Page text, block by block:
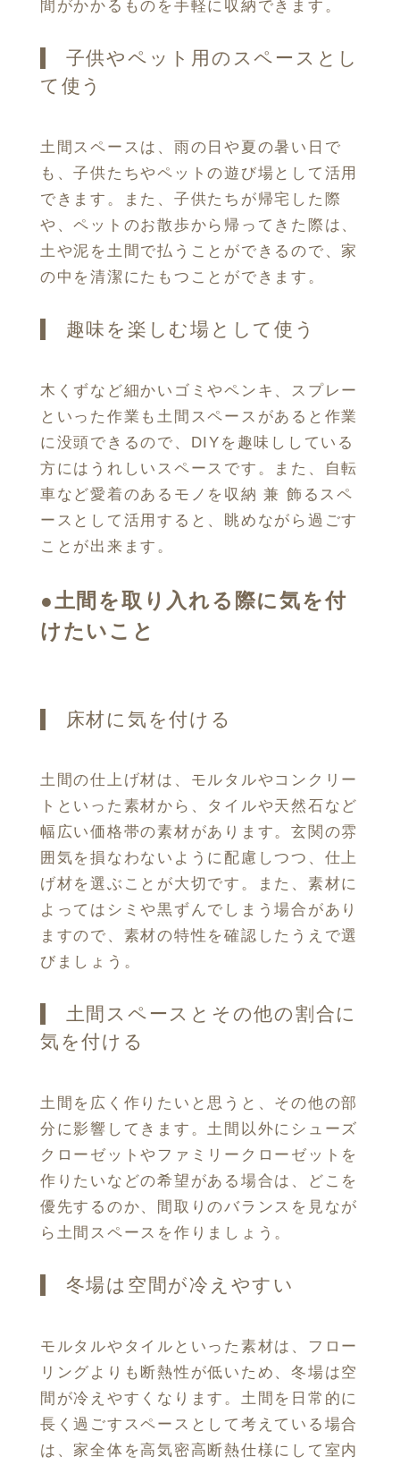
間がかかるものを手軽に収納できます。
子供やペット用のスペースとし
て使う
土間スペースは、雨の日や夏の暑い日で
も、子供たちやペットの遊び場として活用
できます。また、子供たちが帰宅した際
や、ペットのお散歩から帰ってきた際は、
土や泥を土間で払うことができるので、家
の中を清潔にたもつことができます。
趣味を楽しむ場として使う
木くずなど細かいゴミやペンキ、スプレー
といった作業も土間スペースがあると作業
に没頭できるので、DIYを趣味ししている
方にはうれしいスペースです。また、自転
車など愛着のあるモノを収納 兼 飾るスペ
ースとして活用すると、眺めながら過ごす
ことが出来ます。
●土間を取り入れる際に気を付
けたいこと
床材に気を付ける
土間の仕上げ材は、モルタルやコンクリー
トといった素材から、タイルや天然石など
幅広い価格帯の素材があります。玄関の雰
囲気を損なわないように配慮しつつ、仕上
げ材を選ぶことが大切です。また、素材に
よってはシミや黒ずんでしまう場合があり
ますので、素材の特性を確認したうえで選
びましょう。
土間スペースとその他の割合に
気を付ける
土間を広く作りたいと思うと、その他の部
分に影響してきます。土間以外にシューズ
クローゼットやファミリークローゼットを
作りたいなどの希望がある場合は、どこを
優先するのか、間取りのバランスを見なが
ら土間スペースを作りましょう。
冬場は空間が冷えやすい
モルタルやタイルといった素材は、フロー
リングよりも断熱性が低いため、冬場は空
間が冷えやすくなります。土間を日常的に
長く過ごすスペースとして考えている場合
は、家全体を高気密高断熱仕様にして室内